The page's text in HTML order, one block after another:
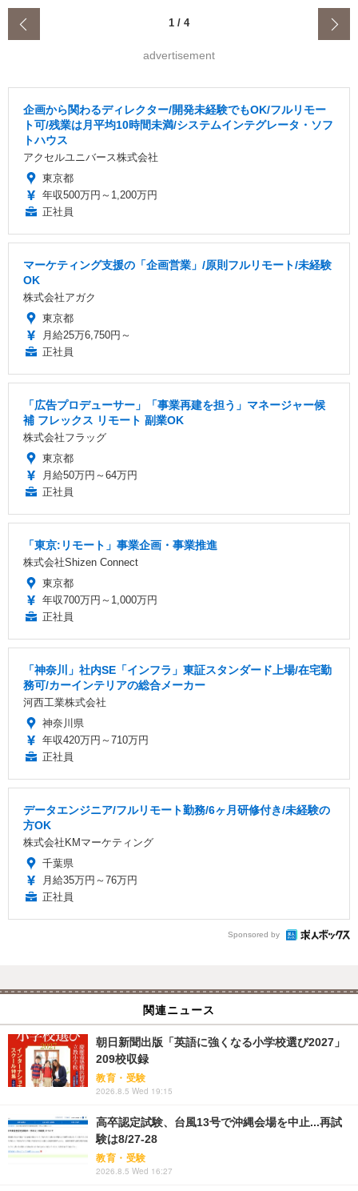
1 / 4
advertisement
企画から関わるディレクター/開発未経験でもOK/フルリモー
ト可/残業は月平均10時間未満/システムインテグレータ・ソフ
トハウス
アクセルユニバース株式会社
東京都
年収500万円～1,200万円
正社員
マーケティング支援の「企画営業」/原則フルリモート/未経験
OK
株式会社アガク
東京都
月給25万6,750円～
正社員
「広告プロデューサー」「事業再建を担う」マネージャー候
補 フレックス リモート 副業OK
株式会社フラッグ
東京都
月給50万円～64万円
正社員
「東京:リモート」事業企画・事業推進
株式会社Shizen Connect
東京都
年収700万円～1,000万円
正社員
「神奈川」社内SE「インフラ」東証スタンダード上場/在宅勤
務可/カーインテリアの総合メーカー
河西工業株式会社
神奈川県
年収420万円～710万円
正社員
データエンジニア/フルリモート勤務/6ヶ月研修付き/未経験の
方OK
株式会社KMマーケティング
千葉県
月給35万円～76万円
正社員
Sponsored by
関連ニュース
朝日新聞出版「英語に強くなる小学校選び2027」
209校収録
教育・受験
2026.8.5 Wed 19:15
高卒認定試験、台風13号で沖縄会場を中止...再試
験は8/27-28
教育・受験
2026.8.5 Wed 16:27